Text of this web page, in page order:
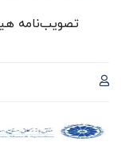
تصویب‌نامه